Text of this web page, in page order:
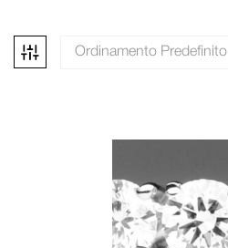
Ordinamento Predefinito